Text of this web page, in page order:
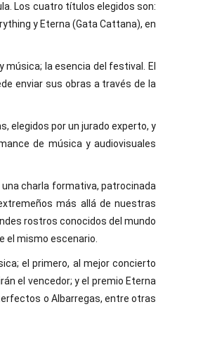
Los cuatro títulos elegidos son:
y Eterna (Gata Cattana), en
la esencia del festival. El
enviar sus obras a través de la
elegidos por un jurado experto, y
de música y audiovisuales
una charla formativa, patrocinada
más allá de nuestras
rostros conocidos del mundo
el mismo escenario.
el primero, al mejor concierto
el vencedor; y el premio Eterna
o Albarregas, entre otras